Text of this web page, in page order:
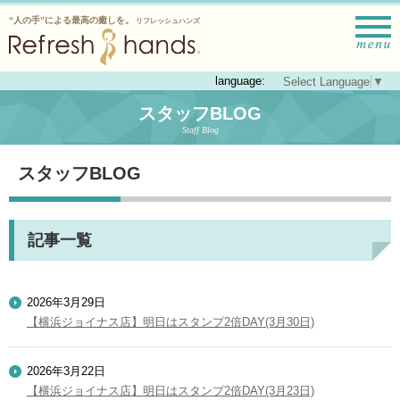
“人の手”による最高の癒しを。 リフレッシュハンズ
language: Select Language ▼
スタッフBLOG
Staff Blog
スタッフBLOG
記事一覧
2026年3月29日
【横浜ジョイナス店】明日はスタンプ2倍DAY(3月30日)
2026年3月22日
【横浜ジョイナス店】明日はスタンプ2倍DAY(3月23日)